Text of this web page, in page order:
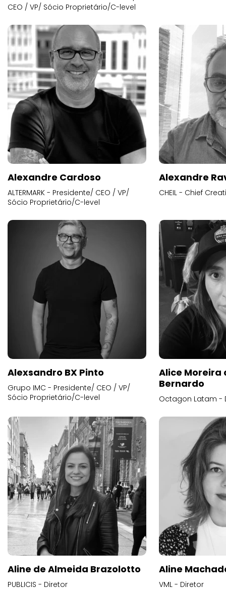
CEO / VP/ Sócio Proprietário/C-level
Alexandre Cardoso
ALTERMARK - Presidente/ CEO / VP/
Sócio Proprietário/C-level
Alexandre
CHEIL - Chief
Alexsandro BX Pinto
Grupo IMC - Presidente/ CEO / VP/
Sócio Proprietário/C-level
Alice
Bernardo
Octagon Latam -
Aline de Almeida Brazolotto
PUBLICIS - Diretor
Aline
VML - Diretor